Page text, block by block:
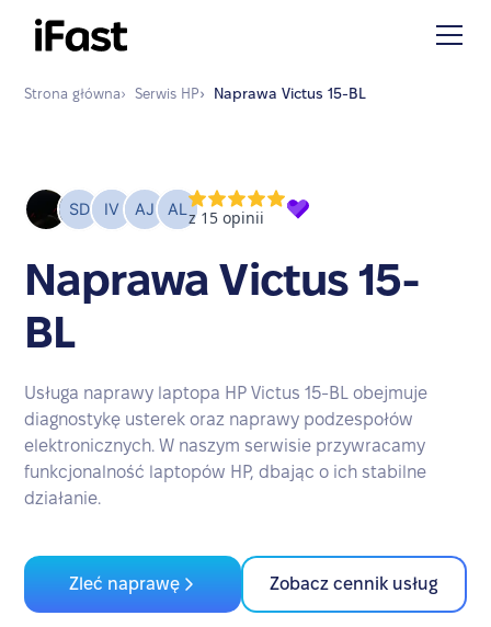
Strona główna› Serwis HP› Naprawa Victus 15-BL
Naprawa Victus 15-
BL
Usługa naprawy laptopa HP Victus 15-BL obejmuje
diagnostykę usterek oraz naprawy podzespołów
elektronicznych. W naszym serwisie przywracamy
funkcjonalność laptopów HP, dbając o ich stabilne
działanie.
Zleć naprawę Zobacz cennik usług